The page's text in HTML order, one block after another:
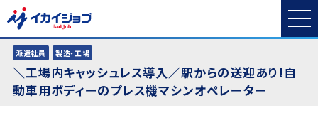
派遣社員 製造・工場
＼工場内キャッシュレス導入／駅からの送迎あり!自
動車用ボディーのプレス機マシンオペレーター